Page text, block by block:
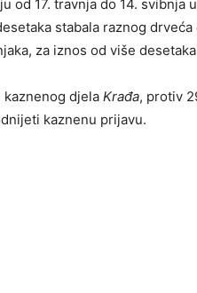
od 17. travnja do 14. svibnja
stabala raznog
za iznos od više
djela Krađa, protiv
kaznenu prijavu.